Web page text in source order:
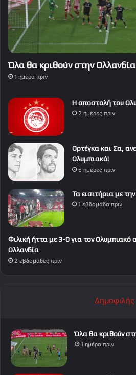
Όλα θα κριθούν στην Ολλανδία
1 ημέρα πριν
Η αποστολή του
2 ημέρες πριν
Ορτέγκα και Σα,
Ολυμπιακό!
6 ημέρες πριν
Τα εισιτήρια με
1 εβδομάδα πριν
Φιλική ήττα με 3-0 για τον Ολυμπιακό
Ολλανδία
2 εβδομάδες πριν
Δημοφιλής
Όλα θα κριθούν
1 ημέρα πριν